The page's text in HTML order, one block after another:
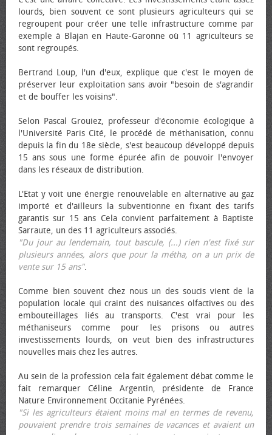
lourds, bien souvent ce sont plusieurs agriculteurs qui se
regroupent pour créer une telle infrastructure comme par
exemple à Blajan en Haute-Garonne où 11 agriculteurs se
sont regroupés.
Bertrand Loup, l'un d'eux, explique que c'est le moyen de
préserver leur exploitation sans avoir "besoin de s'agrandir
et de bouffer les voisins".
Selon Pascal Grouiez, professeur d'économie écologique à
l'Université Paris Cité, le procédé de méthanisation, connu
depuis la fin du 18e siècle, s'est beaucoup développé depuis
15 ans sous une forme épurée afin de pouvoir l'envoyer
dans les réseaux de distribution.
L'Etat y voit une énergie renouvelable en alternative au gaz
importé et d'ailleurs la subventionne en fixant des tarifs
garantis sur 15 ans Cela convient parfaitement à Baptiste
Sarraute, un des 11 agriculteurs associés.
"Du jour au lendemain, tout bascule, (...) rien n'est fixé sur
plusieurs années, alors que pour la métha, on a un prix de
vente sur 15 ans".
Comme bien souvent chez nous un des soucis vient de la
population locale qui craint des nuisances olfactives ou des
embouteillages liés au transports. C'est vrai pour les
méthaniseurs comme pour les prisons ou autres
investissements lourds, on veut bien des infrastructures
nouvelles mais chez les autres.
Au sein de la profession cela fait également débat comme le
fait remarquer Céline Argentin, présidente de France
Nature Environnement Occitanie Pyrénées.
"Si les agriculteurs étaient moins mal en termes de revenu,
pouvaient prendre trois semaines de vacances et avaient un